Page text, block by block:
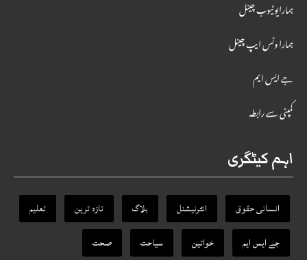
ہمارایوٹیوب چینل
ہمارا وٹس ایپ چینل
جے ایس ایم
کمپنی سے رابطہ
اہم کیٹگری
انسانی حقوق انٹرنیشنل بلاگ تازہ ترین
تعلیم
جے ایس ایم
خواتین سیاحت صحت